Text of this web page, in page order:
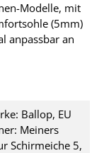
Modelle, mit
(5mm)
anpassbar an
Ballop, EU
Meiners
Schirmeiche 5,